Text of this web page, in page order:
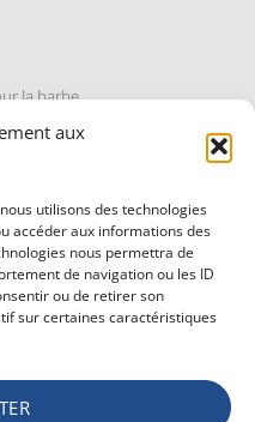
aux
utilisons des technologies
accéder aux informations des
nous permettra de
de navigation ou les ID
ou de retirer son
sur certaines caractéristiques
la barbe
ET VIE PRIVÉE